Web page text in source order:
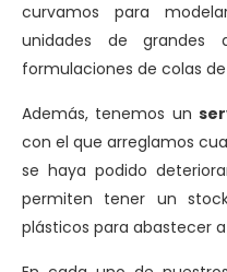
curvamos para
unidades de grandes
formulaciones de colas
Además, tenemos un
con el que arreglamos
se haya podido
permiten tener un
plásticos para abastecer